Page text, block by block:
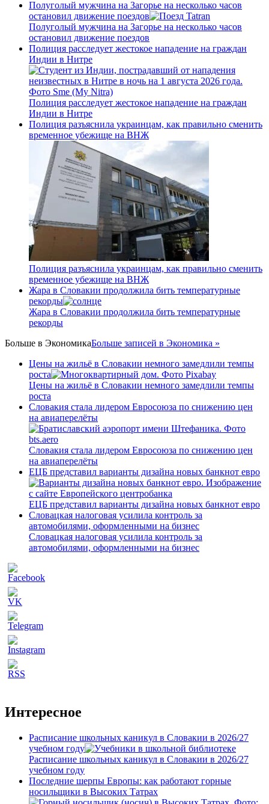
Полуголый мужчина на Загорье на несколько часов
остановил движение поездов
Полуголый мужчина на Загорье на несколько часов
остановил движение поездов
Полиция расследует жестокое нападение на граждан
Индии в Нитре
Полиция расследует жестокое нападение на граждан
Индии в Нитре
Полиция разъяснила украинцам, как правильно сменить
временное убежище на ВНЖ
Полиция разъяснила украинцам, как правильно сменить
временное убежище на ВНЖ
Жара в Словакии продолжила бить температурные
рекорды
Жара в Словакии продолжила бить температурные
рекорды
Больше в ЭкономикаБольше записей в Экономика »
Цены на жильё в Словакии немного замедлили темпы
роста
Цены на жильё в Словакии немного замедлили темпы
роста
Словакия стала лидером Евросоюза по снижению цен
на авиаперелёты
Словакия стала лидером Евросоюза по снижению цен
на авиаперелёты
ЕЦБ представил варианты дизайна новых банкнот евро
ЕЦБ представил варианты дизайна новых банкнот евро
Словацкая налоговая усилила контроль за
автомобилями, оформленными на бизнес
Словацкая налоговая усилила контроль за
автомобилями, оформленными на бизнес
Интересное
Расписание школьных каникул в Словакии в 2026/27
учебном году
Расписание школьных каникул в Словакии в 2026/27
учебном году
Последние шерпы Европы: как работают горные
носильщики в Высоких Татрах